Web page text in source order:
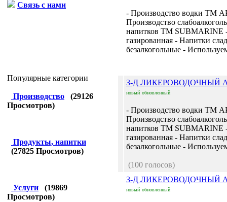
Связь с нами
Популярные категории
Производство (29126
Просмотров)
Продукты, напитки
(27825 Просмотров)
Услуги (19869
Просмотров)
- Производство водки ТМ
Производство
напитков ТМ SUBMARINE
газированная - Напитки
безалкогольные -
З-Д ЛИКЕРОВОДОЧНЫЙ
новый обновленный
- Производство водки ТМ
Производство
напитков ТМ SUBMARINE
газированная - Напитки
безалкогольные -
(100 голосов)
З-Д ЛИКЕРОВОДОЧНЫЙ
новый обновленный